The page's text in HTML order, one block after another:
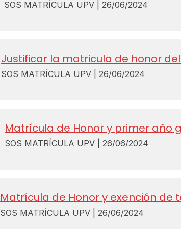
SOS MATRÍCULA UPV | 26/06/2024
Justificar la matricula de honor
SOS MATRÍCULA UPV | 26/06/2024
Matrícula de Honor y primer año
SOS MATRÍCULA UPV | 26/06/2024
Matrícula de Honor y exención de
SOS MATRÍCULA UPV | 26/06/2024